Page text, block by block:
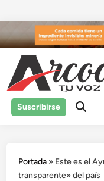
al
contenido
Suscribirse
Portada » Este es el
transparente» del país